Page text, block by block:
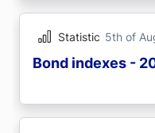
Statistic 5th of
Bond indexes -